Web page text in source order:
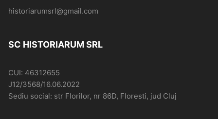
historiarumsrl@gmail.com
SC HISTORIARUM SRL
CUI: 46312655
J12/3568/16.06.2022
Sediu social: str Florilor, nr 86D, Floresti, jud Cluj